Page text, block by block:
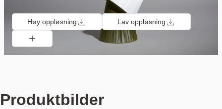
Høy oppløsning Lav oppløsning
Produktbilder